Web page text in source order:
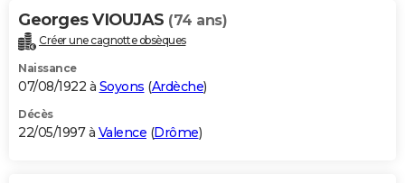
Georges VIOUJAS (74 ans)
Créer une cagnotte obsèques
Naissance
07/08/1922 à Soyons (Ardèche)
Décès
22/05/1997 à Valence (Drôme)